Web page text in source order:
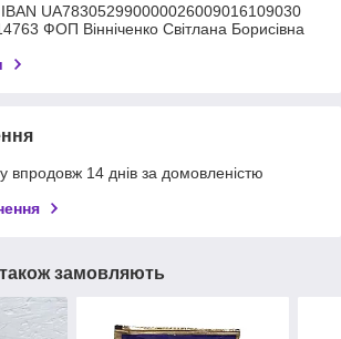
UA783052990000026009016109030
ФОП Вінніченко Світлана Борисівна
впродовж 14 днів за домовленістю
замовляють